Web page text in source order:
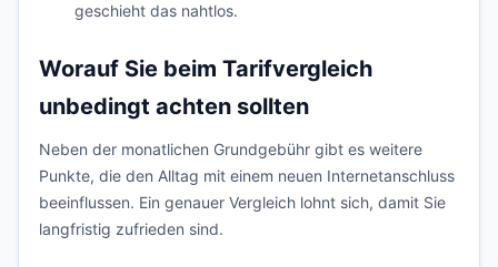
geschieht das nahtlos.
Worauf Sie beim Tarifvergleich
unbedingt achten sollten
Neben der monatlichen Grundgebühr gibt es weitere
Punkte, die den Alltag mit einem neuen Internetanschluss
beeinflussen. Ein genauer Vergleich lohnt sich, damit Sie
langfristig zufrieden sind.